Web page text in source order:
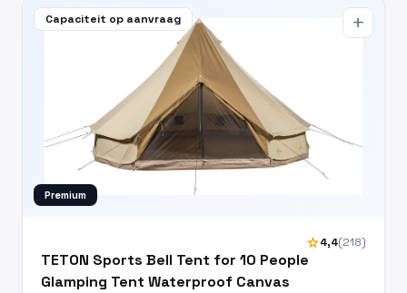
Capaciteit op aanvraag
Premium
add
star4,4(218)
TETON Sports Bell Tent for 10 People
Glamping Tent Waterproof Canvas